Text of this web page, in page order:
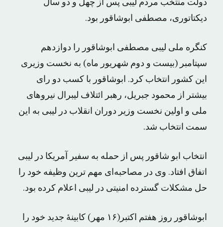
دولت منتخب مردم لیبی پس از چهل و دو سال
دیکتاتوری، مصطفی ابوشاقور بود.
کنگره ملی لیبی مصطفی ابوشاقور را دوازدهم
سپتامبر (بیست و دوم شهریور ماه) به نخست وزیری
این کشور انتخاب کرد. ابوشاقور با کسب دو رای
بیشتر از محمود جبریل، رهبر ائتلاف لیبرال نیروهای
ملی و اولین نخست وزیر دوران انقلاب در لیبی به این
سمت انتخاب شد.
انتخاب ابو شاقور پس از حمله به سفیر آمریکا در لیبی
اتفاق افتاد. وی در مصاحبه‌ای مهم ترین وظیفه خود را
حل مشکلات گسترده امنیتی در لیبی اعلام کرده بود.
ابوشاقور روز هفتم اکتبر(۱۶ مهر) کابینهٔ جدید خود را